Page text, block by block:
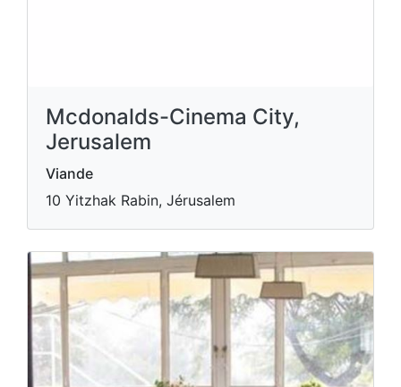
Mcdonalds-Cinema City,
Jerusalem
Viande
10 Yitzhak Rabin, Jérusalem